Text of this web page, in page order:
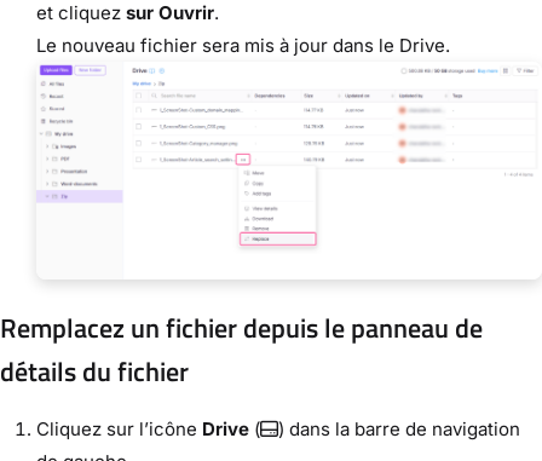
et cliquez sur Ouvrir.
Le nouveau fichier sera mis à jour dans le Drive.
Remplacez un fichier depuis le panneau de
détails du fichier
Cliquez sur l’icône Drive (
) dans la barre de navigation